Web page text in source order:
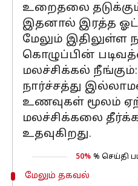
உறைதலை
இதனால் இரத்த
மேலும் இதிலுள்ள
கொழுப்பின்
மலச்சிக்கல்
நார்ச்சத்து
உணவுகள் மூலம்
மலச்சிக்கலை
உதவுகிறது.
50% % செய்தி
மேலும் தகவல்